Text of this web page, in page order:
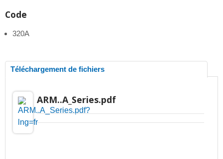
Code
320A
Téléchargement de fichiers
ARM..A_Series.pdf